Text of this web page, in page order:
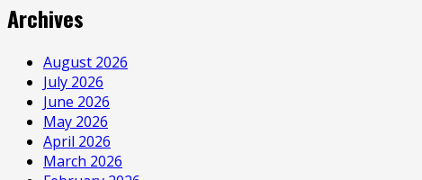
Archives
August 2026
July 2026
June 2026
May 2026
April 2026
March 2026